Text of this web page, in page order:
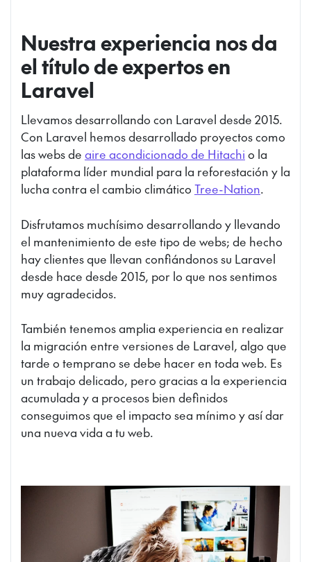
Nuestra experiencia nos da
el título de expertos en
Laravel
Llevamos desarrollando con Laravel desde 2015.
Con Laravel hemos desarrollado proyectos como
las webs de aire acondicionado de Hitachi o la
plataforma líder mundial para la reforestación y la
lucha contra el cambio climático Tree-Nation.
Disfrutamos muchísimo desarrollando y llevando
el mantenimiento de este tipo de webs; de hecho
hay clientes que llevan confiándonos su Laravel
desde hace desde 2015, por lo que nos sentimos
muy agradecidos.
También tenemos amplia experiencia en realizar
la migración entre versiones de Laravel, algo que
tarde o temprano se debe hacer en toda web. Es
un trabajo delicado, pero gracias a la experiencia
acumulada y a procesos bien definidos
conseguimos que el impacto sea mínimo y así dar
una nueva vida a tu web.